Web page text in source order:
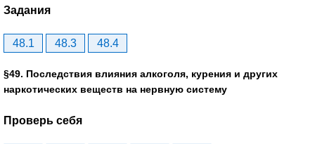
Задания
48.1 48.3 48.4
§49. Последствия влияния алкоголя, курения и других
наркотических веществ на нервную систему
Проверь себя